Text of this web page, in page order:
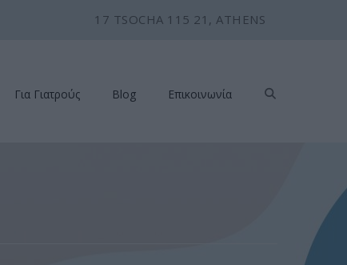
17 TSOCHA 115 21, ATHENS
Για Γιατρούς Blog Επικοινωνία